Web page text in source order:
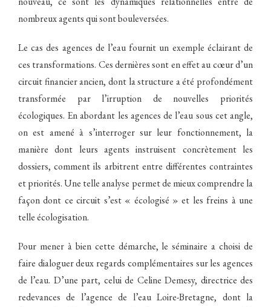
nombreux agents qui sont bouleversées.
Le cas des agences de l’eau fournit un exemple éclairant de
ces transformations. Ces dernières sont en effet au cœur d’un
circuit financier ancien, dont la structure a été profondément
transformée par l’irruption de nouvelles priorités
écologiques. En abordant les agences de l’eau sous cet angle,
on est amené à s’interroger sur leur fonctionnement, la
manière dont leurs agents instruisent concrètement les
dossiers, comment ils arbitrent entre différentes contraintes
et priorités. Une telle analyse permet de mieux comprendre la
façon dont ce circuit s’est « écologisé » et les freins à une
telle écologisation.
Pour mener à bien cette démarche, le séminaire a choisi de
faire dialoguer deux regards complémentaires sur les agences
de l’eau. D’une part, celui de Celine Demesy, directrice des
redevances de l’agence de l’eau Loire-Bretagne, dont la